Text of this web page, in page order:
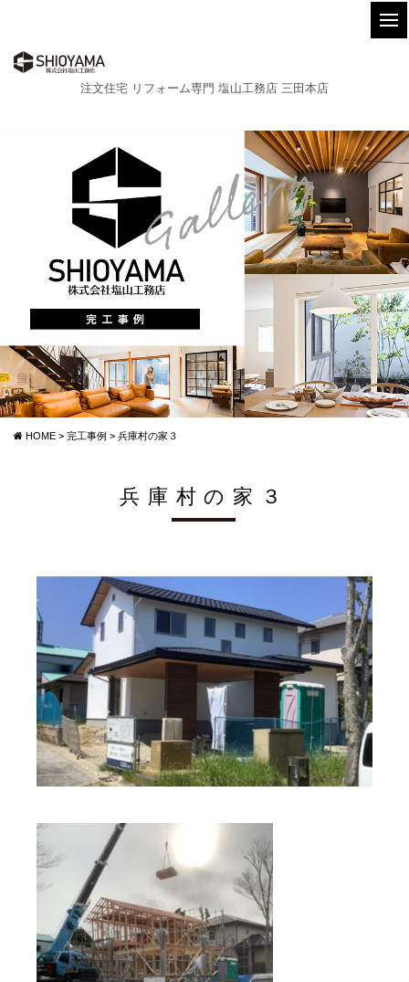
注文住宅 リフォーム専門 塩山工務店 三田本店
HOME > 完工事例 > 兵庫村の家３
兵庫村の家３